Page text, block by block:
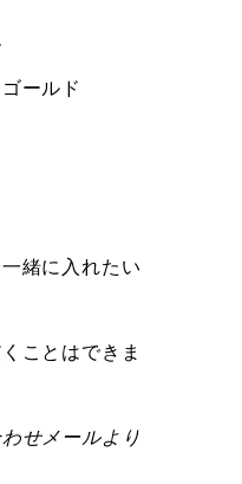
ールド
緒に入れたい
ことはできま
せメールより